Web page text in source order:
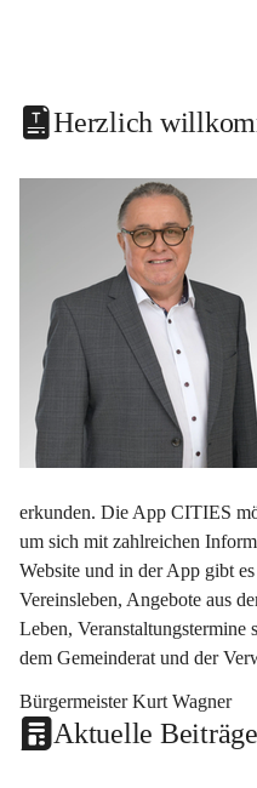
Herzlich
erkunden. Die App CITIES
um sich mit zahlreichen
Website und in der App gibt
Vereinsleben, Angebote aus
Leben,
dem Gemeinderat und der
Bürgermeister Kurt Wagner
Aktuelle Beiträge